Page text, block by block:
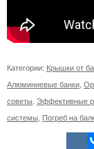
Категории: Крышки от
Алюминиевые банки,
советы, Эффективные
системы, Погреб на